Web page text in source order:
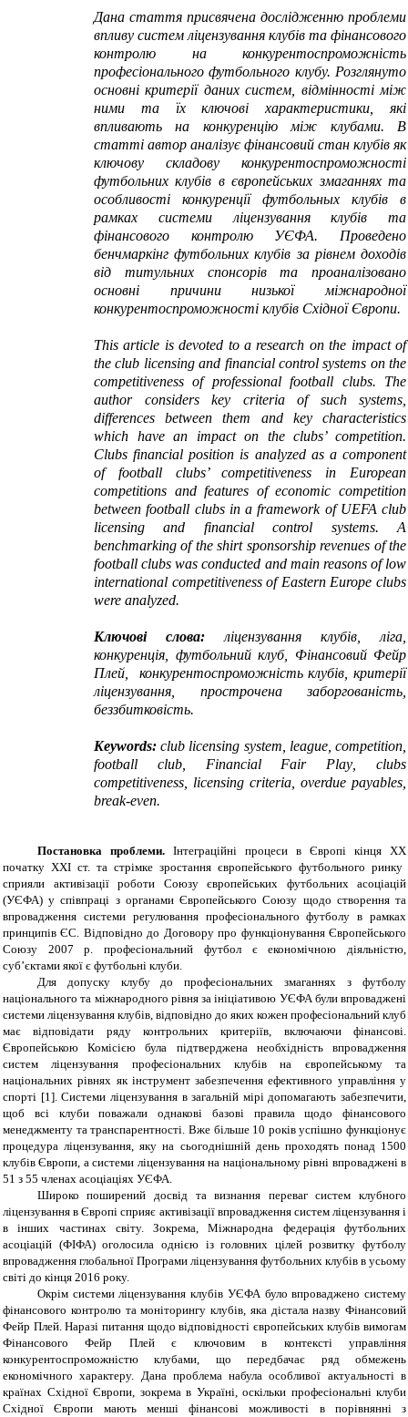
Дана стаття присвячена дослідженню проблеми
впливу систем ліцензування клубів та фінансового
контролю на конкурентоспроможність
професіонального футбольного клубу. Розглянуто
основні критерії даних систем, відмінності між
ними та їх ключові характеристики, які
впливають на конкуренцію між клубами. В
статті автор аналізує фінансовий стан клубів як
ключову складову конкурентоспроможності
футбольних клубів в європейських змаганнях та
особливості конкуренції футбольных клубів в
рамках системи ліцензування клубів та
фінансового контролю УЄФА. Проведено
бенчмаркінг футбольних клубів за рівнем доходів
від титульних спонсорів та проаналізовано
основні причини низької міжнародної
конкурентоспроможності клубів Східної Європи.
This article is devoted to a research on the impact of
the club licensing and financial control systems on the
competitiveness of professional football clubs. The
author considers key criteria of such systems,
differences between them and key characteristics
which have an impact on the clubs’ competition.
Clubs financial position is analyzed as a component
of football clubs’ competitiveness in European
competitions and features of economic competition
between football clubs in a framework of UEFA club
licensing and financial control systems. A
benchmarking of the shirt sponsorship revenues of the
football clubs was conducted and main reasons of low
international competitiveness of Eastern Europe clubs
were analyzed.
Ключові слова: ліцензування клубів, ліга,
конкуренція, футбольний клуб, Фінансовий Фейр
Плей, конкурентоспроможність клубів, критерії
ліцензування, прострочена заборгованість,
беззбитковість.
Keywords:club licensing system league,competition,
football club, Financial Fair Play
clubs
competitiveness
licensing criteria, overdue payables,
break-even.
Постановка проблеми. Інтеграційні процеси в Європі кінця XX
початку ХХІ ст. та стрімке зростання європейського футбольного ринку
сприяли активізації роботи Союзу європейських футбольних асоціацій
(УЄФА) у співпраці з органами Європейського Союзу щодо створення та
впровадження системи регулювання професіонального футболу в рамках
принципів ЄС. Відповідно до Договору про функціонування Європейського
Союзу 2007 р. професіональний футбол є економічною діяльністю,
суб’єктами якої є футбольні клуби.
Для допуску клубу до професіональних змаганнях з футболу
національного та міжнародного рівня за ініціативою УЄФА були впроваджені
системи ліцензування клубів, відповідно до яких кожен професіональний клуб
має відповідати ряду контрольних критеріїв, включаючи фінансові.
Європейською Комісією була підтверджена необхідність впровадження
систем ліцензування професіональних клубів на європейському та
національних рівнях як інструмент забезпечення ефективного управління у
спорті [1]. Системи ліцензування в загальній мірі допомагають забезпечити,
щоб всі клуби поважали однакові базові правила щодо фінансового
менеджменту та транспарентності. Вже більше 10 років успішно функціонує
процедура ліцензування, яку на сьогоднішній день проходять понад 1500
клубів Європи, а системи ліцензування на національному рівні впроваджені в
51 з 55 членах асоціаціях УЄФА.
Широко поширений досвід та визнання переваг систем клубного
ліцензування в Європі сприяє активізації впровадження систем ліцензування і
в інших частинах світу. Зокрема, Міжнародна федерація футбольних
асоціацій (ФІФА) оголосила однією із головних цілей розвитку футболу
впровадження глобальної Програми ліцензування футбольних клубів в усьому
світі до кінця 2016 року.
Окрім системи ліцензування клубів УЄФА було впроваджено систему
фінансового контролю та моніторингу клубів, яка дістала назву Фінансовий
Фейр Плей. Наразі питання щодо відповідності європейських клубів вимогам
Фінансового Фейр Плей є ключовим в контексті управління
конкурентоспроможністю клубами, що передбачає ряд обмежень
економічного характеру. Дана проблема набула особливої актуальності в
країнах Східної Європи, зокрема в Україні, оскільки професіональні клуби
Східної Європи мають менші фінансові можливості в порівнянні з